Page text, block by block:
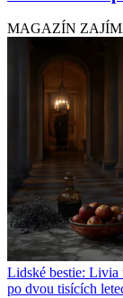
MAGAZÍN
Lidské bestie: Livia
po dvou tisících